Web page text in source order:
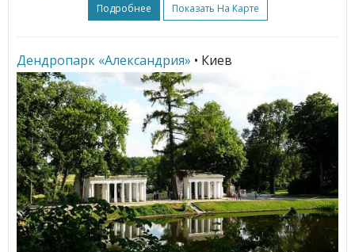
Подробнее Показать На Карте
Дендропарк «Александрия» • Киев